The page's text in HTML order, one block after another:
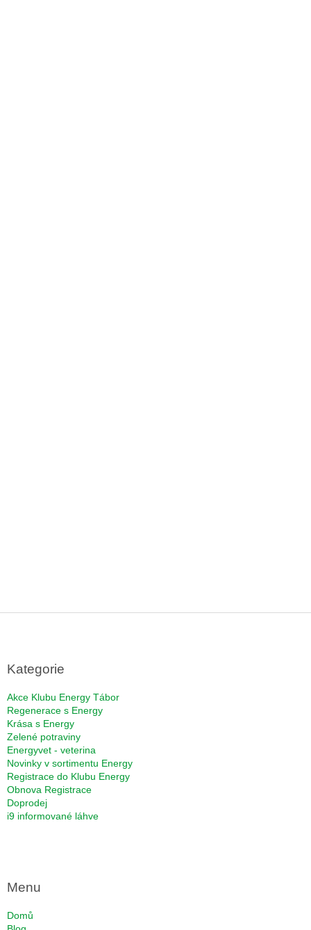
Kategorie
Akce Klubu Energy Tábor
Regenerace s Energy
Krása s Energy
Zelené potraviny
Energyvet - veterina
Novinky v sortimentu Energy
Registrace do Klubu Energy
Obnova Registrace
Doprodej
i9 informované láhve
Menu
Domů